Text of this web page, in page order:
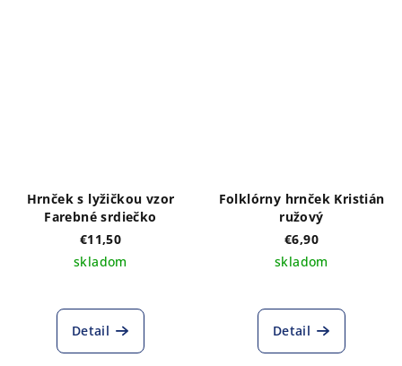
Hrnček s lyžičkou vzor
Farebné srdiečko
€11,50
skladom
Detail
Folklórny hrnček Kristián
ružový
€6,90
skladom
Detail